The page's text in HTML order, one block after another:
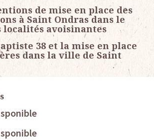
de mise en place des
à Saint Ondras dans le
localités avoisinantes
38 et la mise en place
dans la ville de Saint